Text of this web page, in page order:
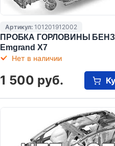
Артикул: 101201912002
ПРОБКА ГОРЛОВИНЫ
Emgrand X7
Нет в наличии
1 500 руб.